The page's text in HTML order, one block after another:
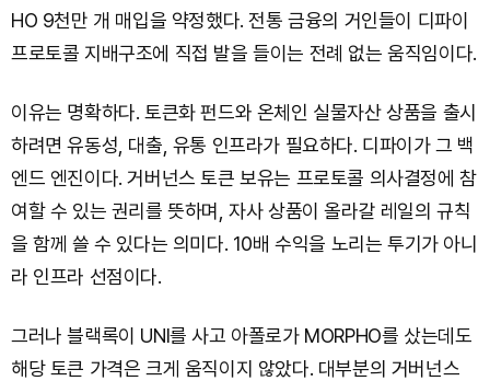
HO 9천만 개 매입을 약정했다. 전통 금융의 거인들이 디파이
프로토콜 지배구조에 직접 발을 들이는 전례 없는 움직임이다.
이유는 명확하다. 토큰화 펀드와 온체인 실물자산 상품을 출시
하려면 유동성, 대출, 유통 인프라가 필요하다. 디파이가 그 백
엔드 엔진이다. 거버넌스 토큰 보유는 프로토콜 의사결정에 참
여할 수 있는 권리를 뜻하며, 자사 상품이 올라갈 레일의 규칙
을 함께 쓸 수 있다는 의미다. 10배 수익을 노리는 투기가 아니
라 인프라 선점이다.
그러나 블랙록이 UNI를 사고 아폴로가 MORPHO를 샀는데도
해당 토큰 가격은 크게 움직이지 않았다. 대부분의 거버넌스